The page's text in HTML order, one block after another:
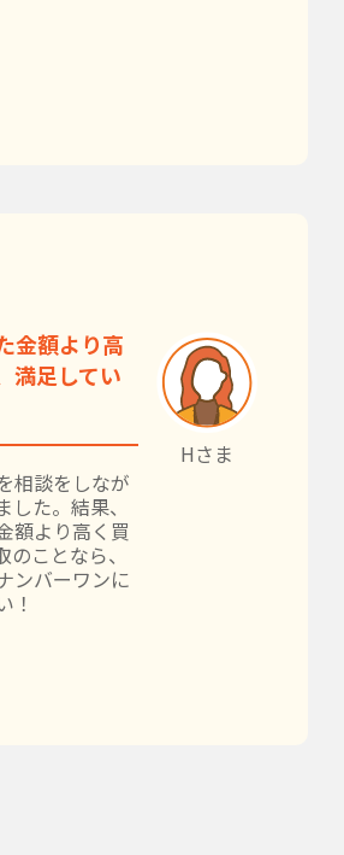
金額より高
満足してい
相談をしなが
た。結果、
額より高く買
ことなら、
ンバーワンに
！
Hさま